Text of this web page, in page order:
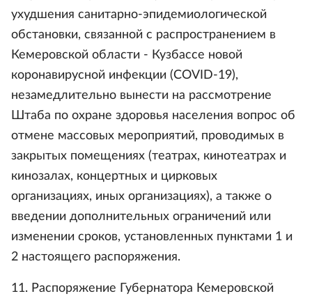
ухудшения санитарно-эпидемиологической
обстановки, связанной с распространением в
Кемеровской области - Кузбассе новой
коронавирусной инфекции (COVID-19),
незамедлительно вынести на рассмотрение
Штаба по охране здоровья населения вопрос об
отмене массовых мероприятий, проводимых в
закрытых помещениях (театрах, кинотеатрах и
кинозалах, концертных и цирковых
организациях, иных организациях), а также о
введении дополнительных ограничений или
изменении сроков, установленных пунктами 1 и
2 настоящего распоряжения.
11. Распоряжение Губернатора Кемеровской